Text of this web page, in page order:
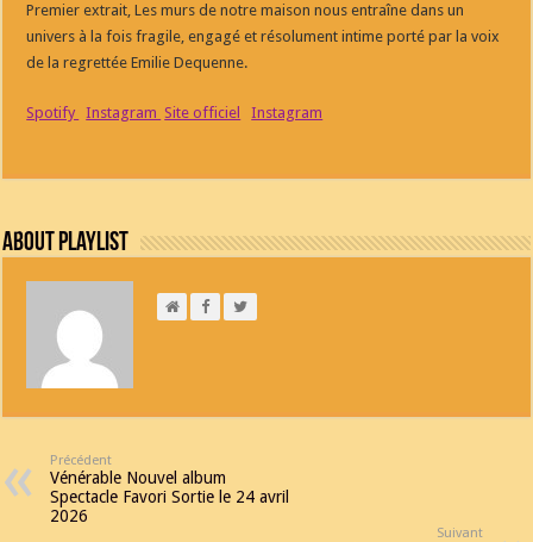
Premier extrait, Les murs de notre maison nous entraîne dans un
univers à la fois fragile, engagé et résolument intime porté par la voix
de la regrettée Emilie Dequenne.
Spotify Instagram Site officiel Instagram
About Playlist
Précédent
Vénérable Nouvel album
Spectacle Favori Sortie le 24 avril
2026
Suivant